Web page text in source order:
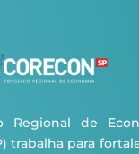
Regional de
trabalha para